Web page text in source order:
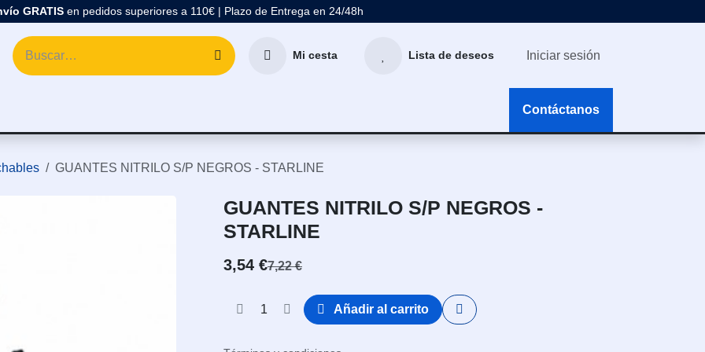
GRATIS en pedidos superiores a 110€ | Plazo de Entrega en 24/48h
Mi cesta Lista de deseos Iniciar sesión
Contáctanos
GUANTES NITRILO S/P NEGROS - STARLINE
GUANTES NITRILO S/P NEGROS -
STARLINE
3,54 €7,22€
Añadir al carrito